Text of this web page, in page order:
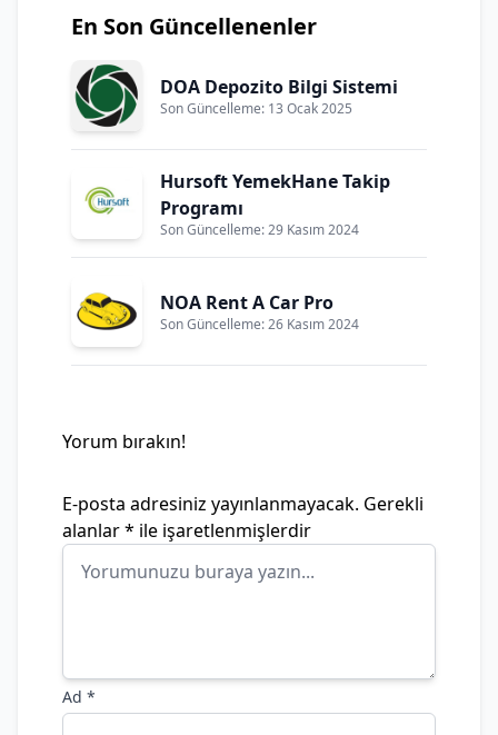
En Son Güncellenenler
DOA Depozito Bilgi Sistemi
Son Güncelleme: 13 Ocak 2025
Hursoft YemekHane Takip
Programı
Son Güncelleme: 29 Kasım 2024
NOA Rent A Car Pro
Son Güncelleme: 26 Kasım 2024
Yorum bırakın!
E-posta adresiniz yayınlanmayacak. Gerekli
alanlar* ile işaretlenmişlerdir
Ad *